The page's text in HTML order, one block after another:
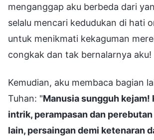
menganggap aku berbeda dari
selalu mencari kedudukan di hati
untuk menikmati kekaguman
congkak dan tak bernalarnya aku!
Kemudian, aku membaca bagian
Tuhan: "Manusia sungguh kejam!
intrik, perampasan dan
lain, persaingan demi ketenaran